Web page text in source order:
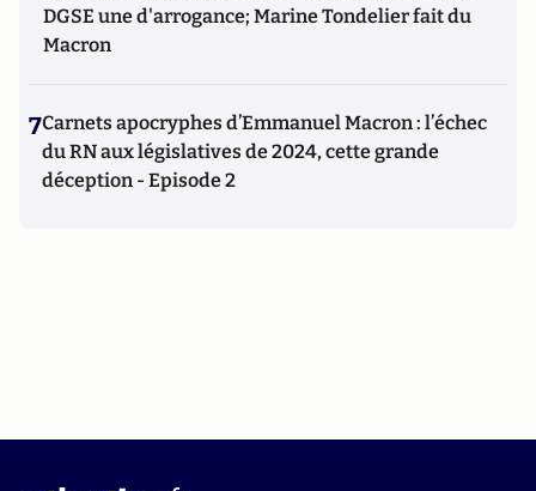
DGSE une d'arrogance; Marine Tondelier fait du
Macron
7Carnets apocryphes d’Emmanuel Macron : l’échec
du RN aux législatives de 2024, cette grande
déception - Episode 2